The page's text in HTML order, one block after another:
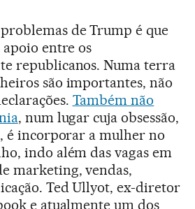
de Trump é que
entre os
republicanos. Numa terra
são importantes, não
Também não
, num lugar cuja obsessão,
é incorporar a mulher no
indo além das vagas em
marketing, vendas,
Ted Ullyot, ex-diretor
e atualmente um dos